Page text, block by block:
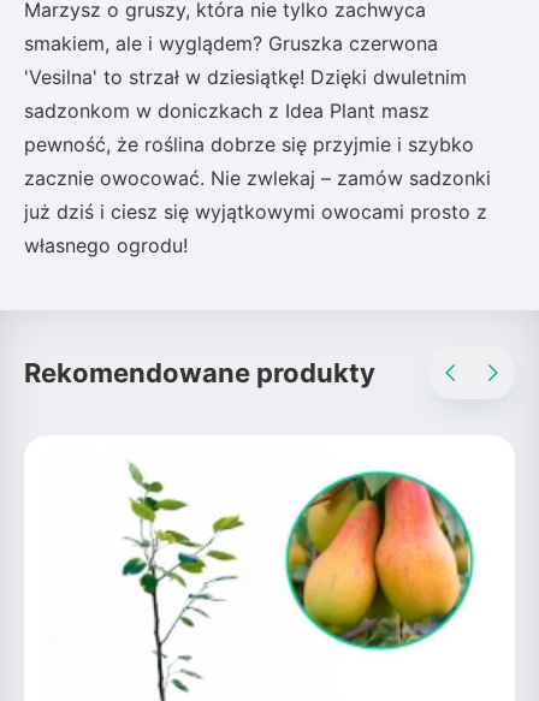
Marzysz o gruszy, która nie tylko zachwyca
smakiem, ale i wyglądem? Gruszka czerwona
'Vesilna' to strzał w dziesiątkę! Dzięki dwuletnim
sadzonkom w doniczkach z Idea Plant masz
pewność, że roślina dobrze się przyjmie i szybko
zacznie owocować. Nie zwlekaj – zamów sadzonki
już dziś i ciesz się wyjątkowymi owocami prosto z
własnego ogrodu!
Rekomendowane produkty